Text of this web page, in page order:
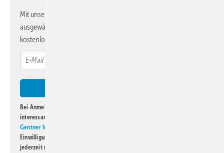
Mit unserem Newsletter erhalten Sie regelmäßig von uns
ausgewählte Informationen und Neuigkeiten, gebündelt und
kostenlos direkt ins Postfach.
Bei Anmeldung zu diesem Newsletter bin ich damit einverstanden, über
interessante Verlags- und Online-Angebote
Gentner Verlag GmbH & Co. KG
Einwilligung kann ich jederzeit widerrufen und eine Abmeldung ist
jederzeit möglich. Informationen zum Umgang mit Daten finden Sie